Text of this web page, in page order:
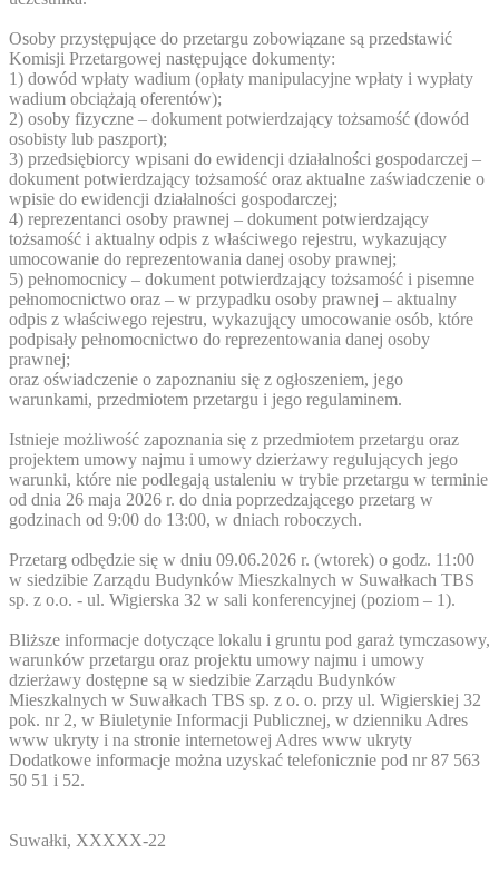
Osoby przystępujące do przetargu zobowiązane są przedstawić
Komisji Przetargowej następujące dokumenty:
1) dowód wpłaty wadium (opłaty manipulacyjne wpłaty i wypłaty
wadium obciążają oferentów);
2) osoby fizyczne – dokument potwierdzający tożsamość (dowód
osobisty lub paszport);
3) przedsiębiorcy wpisani do ewidencji działalności gospodarczej –
dokument potwierdzający tożsamość oraz aktualne zaświadczenie o
wpisie do ewidencji działalności gospodarczej;
4) reprezentanci osoby prawnej – dokument potwierdzający
tożsamość i aktualny odpis z właściwego rejestru, wykazujący
umocowanie do reprezentowania danej osoby prawnej;
5) pełnomocnicy – dokument potwierdzający tożsamość i pisemne
pełnomocnictwo oraz – w przypadku osoby prawnej – aktualny
odpis z właściwego rejestru, wykazujący umocowanie osób, które
podpisały pełnomocnictwo do reprezentowania danej osoby
prawnej;
oraz oświadczenie o zapoznaniu się z ogłoszeniem, jego
warunkami, przedmiotem przetargu i jego regulaminem.
Istnieje możliwość zapoznania się z przedmiotem przetargu oraz
projektem umowy najmu i umowy dzierżawy regulujących jego
warunki, które nie podlegają ustaleniu w trybie przetargu w terminie
od dnia 26 maja 2026 r. do dnia poprzedzającego przetarg w
godzinach od 9:00 do 13:00, w dniach roboczych.
Przetarg odbędzie się w dniu 09.06.2026 r. (wtorek) o godz. 11:00
w siedzibie Zarządu Budynków Mieszkalnych w Suwałkach TBS
sp. z o.o. - ul. Wigierska 32 w sali konferencyjnej (poziom – 1).
Bliższe informacje dotyczące lokalu i gruntu pod garaż tymczasowy,
warunków przetargu oraz projektu umowy najmu i umowy
dzierżawy dostępne są w siedzibie Zarządu Budynków
Mieszkalnych w Suwałkach TBS sp. z o. o. przy ul. Wigierskiej 32
pok. nr 2, w Biuletynie Informacji Publicznej, w dzienniku Adres
www ukryty i na stronie internetowej Adres www ukryty
Dodatkowe informacje można uzyskać telefonicznie pod nr 87 563
50 51 i 52.
Suwałki, XXXXX-22